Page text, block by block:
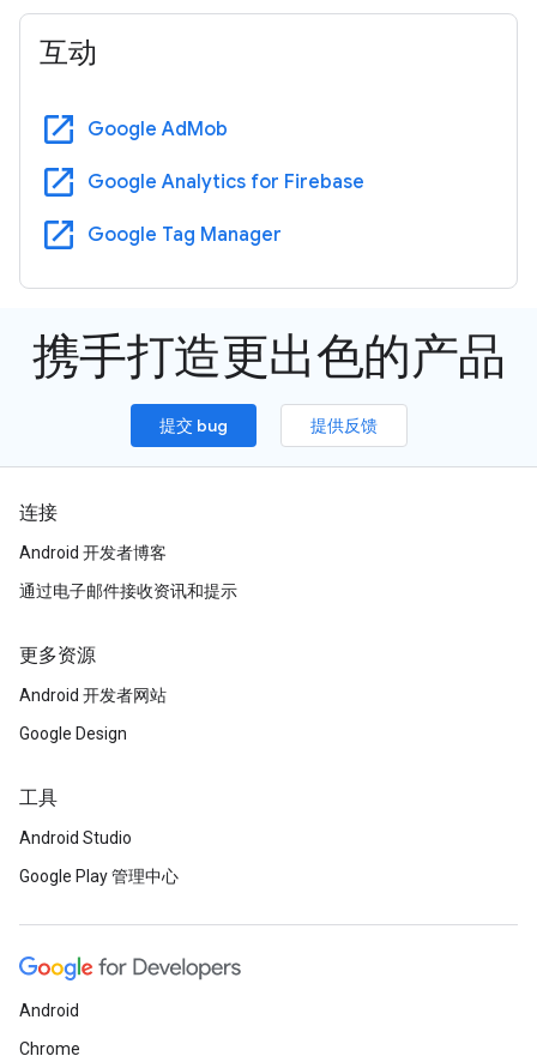
互动
open_in_new Google AdMob
open_in_new Google Analytics for Firebase
open_in_new Google Tag Manager
携手打造更出色的产品
提交 bug 提供反馈
连接
Android 开发者博客
通过电子邮件接收资讯和提示
更多资源
Android 开发者网站
Google Design
工具
Android Studio
Google Play 管理中心
Android
Chrome